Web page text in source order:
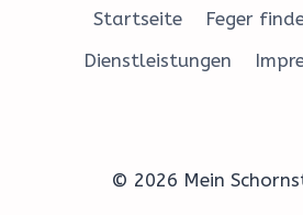
Startseite Feger
Dienstleistungen
© 2026 Mein